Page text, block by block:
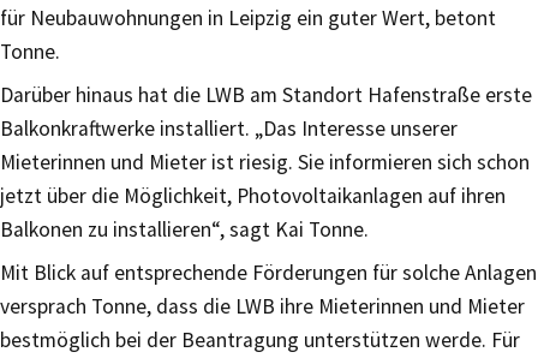
für Neubauwohnungen in Leipzig ein guter Wert, betont
Tonne.
Darüber hinaus hat die LWB am Standort Hafenstraße erste
Balkonkraftwerke installiert. „Das Interesse unserer
Mieterinnen und Mieter ist riesig. Sie informieren sich schon
jetzt über die Möglichkeit, Photovoltaikanlagen auf ihren
Balkonen zu installieren“, sagt Kai Tonne.
Mit Blick auf entsprechende Förderungen für solche Anlagen
versprach Tonne, dass die LWB ihre Mieterinnen und Mieter
bestmöglich bei der Beantragung unterstützen werde. Für